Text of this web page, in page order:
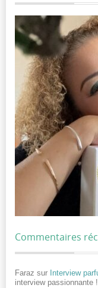
Commentaires
Faraz sur Interview
interview passionnante